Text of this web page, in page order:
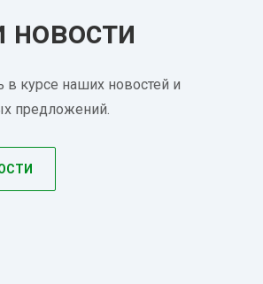
в курсе наших новостей и
предложений.